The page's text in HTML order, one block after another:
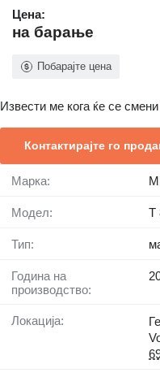
Цена:
на барање
Побарајте цена
Извести ме кога ќе се
Контактирајте го
Марка:
Модел: T
Тип:
Година на
производство:
Локација: